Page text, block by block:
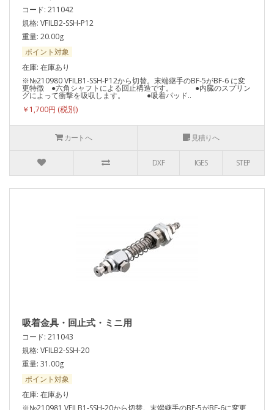
コード: 211042
規格: VFILB2-SSH-P12
重量: 20.00g
ポイント対象
在庫: 在庫あり
※№210980 VFILB1-SSH-P12から切替。末端継手のBF-5がBF-6 に変
更特徴 ●六角シャフトによる回止構造です。 ●内臓のスプリン
グによって衝撃を吸収します。 ●吸着パッド..
￥1,700円
カートへ 見積りへ
DXF IGES STEP
吸着金具・回止式・ミニ用
コード: 211043
規格: VFILB2-SSH-20
重量: 31.00g
ポイント対象
在庫: 在庫あり